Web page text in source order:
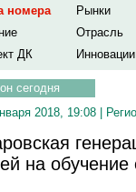
номера
Рынки
Отрасль
ДК
Инновации
сегодня
2018, 19:08 |
на обучение